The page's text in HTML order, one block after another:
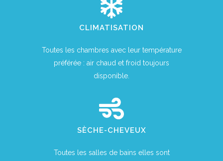
CLIMATISATION
Toutes les chambres avec leur température
préférée : air chaud et froid toujours
disponible.
SÈCHE-CHEVEUX
Toutes les salles de bains elles sont